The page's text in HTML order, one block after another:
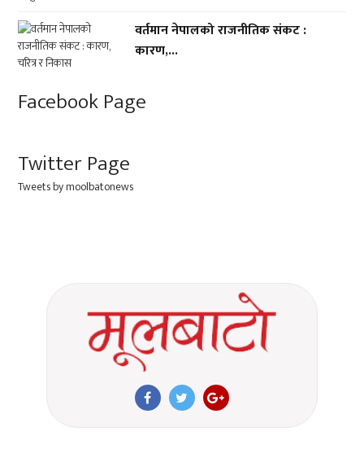
वर्तमान नेपालको राजनीतिक संकट :
कारण,...
Facebook Page
Twitter Page
Tweets by moolbatonews